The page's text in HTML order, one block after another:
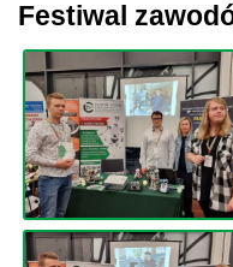
Festiwal